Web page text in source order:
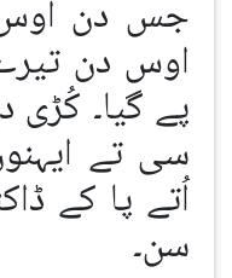
جس دن اوس
اوس دن
پے گیا۔
سی تے
اُتے پا کے
سن۔